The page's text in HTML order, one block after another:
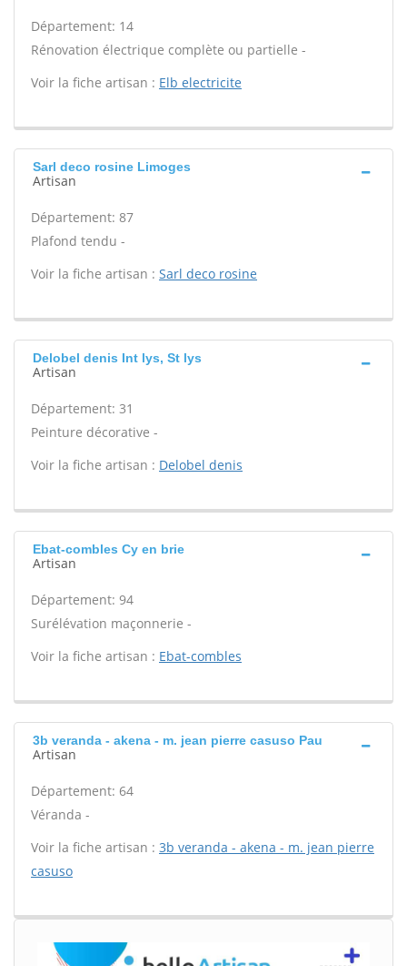
Département: 14
Rénovation électrique complète ou partielle -
Voir la fiche artisan : Elb electricite
Sarl deco rosine Limoges
Artisan
Département: 87
Plafond tendu -
Voir la fiche artisan : Sarl deco rosine
Delobel denis Int lys, St lys
Artisan
Département: 31
Peinture décorative -
Voir la fiche artisan : Delobel denis
Ebat-combles Cy en brie
Artisan
Département: 94
Surélévation maçonnerie -
Voir la fiche artisan : Ebat-combles
3b veranda - akena - m. jean pierre casuso Pau
Artisan
Département: 64
Véranda -
Voir la fiche artisan : 3b veranda - akena - m. jean pierre
casuso